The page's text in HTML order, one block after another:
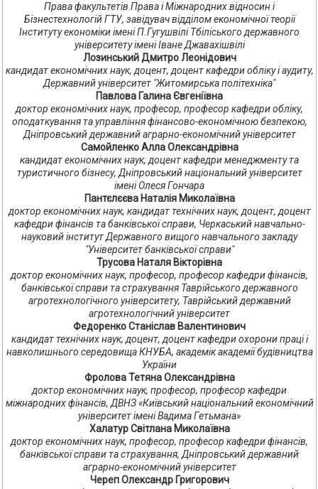
Права факультетів Права і Міжнародних відносин і
Бізнестехнологій ГТУ, завідувач відділом економічної теорії
Інституту економіки імені П.Гугушвілі Тбіліського державного
університету імені Іване Джавахішвілі
Лозинський Дмитро Леонідович
кандидат економічних наук, доцент, доцент кафедри обліку і аудиту,
Державний університет "Житомирська політехніка"
Павлова Галина Євгеніївна
доктор економічних наук, професор, професор кафедри обліку,
оподаткування та управління фінансово-економічною безпекою,
Дніпровський державний аграрно-економічний університет
Самойленко Алла Олександрівна
кандидат економічних наук, доцент кафедри менеджменту та
туристичного бізнесу, Дніпровський національний університет
імені Олеся Гончара
Пантєлєєва Наталія Миколаївна
доктор економічних наук, кандидат технічних наук, доцент, доцент
кафедри фінансів та банківської справи, Черкаський навчально-
науковий інститут Державного вищого навчального закладу
"Університет банківської справи"
Трусова Наталя Вікторівна
доктор економічних наук, професор, професор кафедри фінансів,
банківської справи та страхування Таврійського державного
агротехнологічного університету, Таврійський державний
агротехнологічний університет
Федоренко Станіслав Валентинович
кандидат технічних наук, доцент, доцент кафедри охорони праці і
навколишнього середовища КНУБА, академік академії будівництва
України
Фролова Тетяна Олександрівна
доктор економічних наук, професор, професор кафедри
міжнародних фінансів, ДВНЗ «Київський національний економічний
університет імені Вадима Гетьмана»
Халатур Світлана Миколаївна
доктор економічних наук, професор, професор кафедри фінансів,
банківської справи та страхування, Дніпровський державний
аграрно-економічний університет
Череп Олександр Григорович